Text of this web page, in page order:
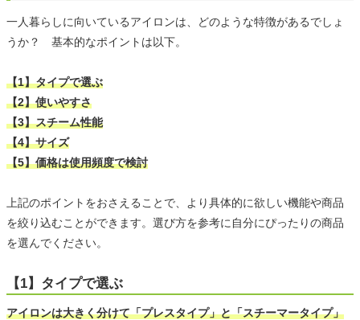
一人暮らしに向いているアイロンは、どのような特徴があるでしょ
うか？ 基本的なポイントは以下。
【1】タイプで選ぶ
【2】使いやすさ
【3】スチーム性能
【4】サイズ
【5】価格は使用頻度で検討
上記のポイントをおさえることで、より具体的に欲しい機能や商品
を絞り込むことができます。選び方を参考に自分にぴったりの商品
を選んでください。
【1】タイプで選ぶ
アイロンは大きく分けて「プレスタイプ」と「スチーマータイプ」